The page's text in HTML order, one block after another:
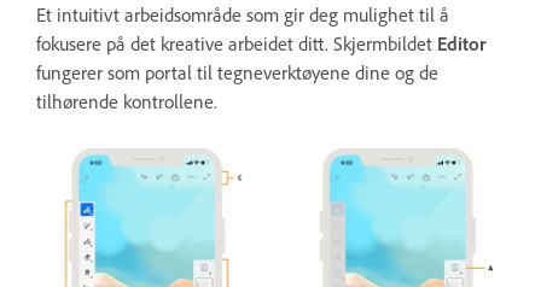
Et intuitivt arbeidsområde som gir deg mulighet til å
fokusere på det kreative arbeidet ditt. Skjermbildet Editor
fungerer som portal til tegneverktøyene dine og de
tilhørende kontrollene.